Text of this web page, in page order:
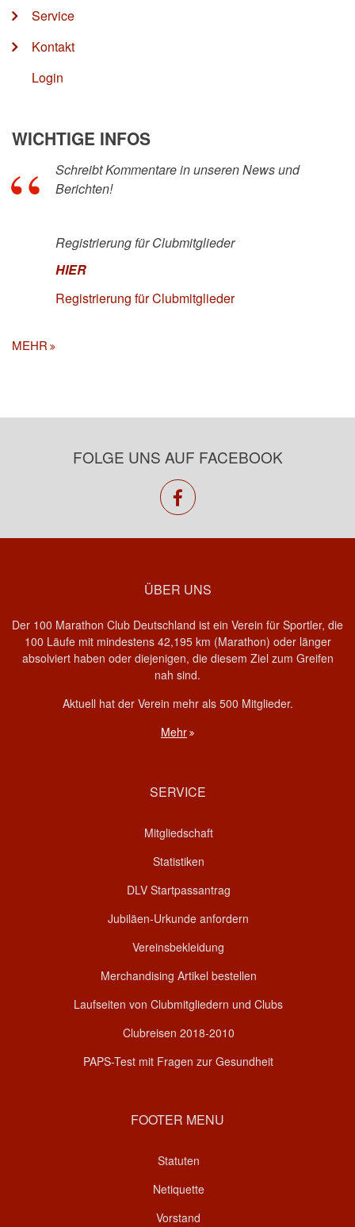
Service
Kontakt
Login
WICHTIGE INFOS
Schreibt Kommentare in unseren News und
Berichten!
Registrierung für Clubmitglieder
HIER
Registrierung für Clubmitglieder
MEHR
FOLGE UNS AUF FACEBOOK
facebook
ÜBER UNS
Der 100 Marathon Club Deutschland ist ein Verein für Sportler, die
100 Läufe mit mindestens 42,195 km (Marathon) oder länger
absolviert haben oder diejenigen, die diesem Ziel zum Greifen
nah sind.
Aktuell hat der Verein mehr als 500 Mitglieder.
Mehr
SERVICE
Mitgliedschaft
Statistiken
DLV Startpassantrag
Jubiläen-Urkunde anfordern
Vereinsbekleidung
Merchandising Artikel bestellen
Laufseiten von Clubmitgliedern und Clubs
Clubreisen 2018-2010
PAPS-Test mit Fragen zur Gesundheit
FOOTER MENU
Statuten
Netiquette
Vorstand